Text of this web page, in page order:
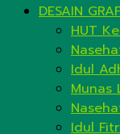
DESAIN
HUT
Idul
Munas
Idul